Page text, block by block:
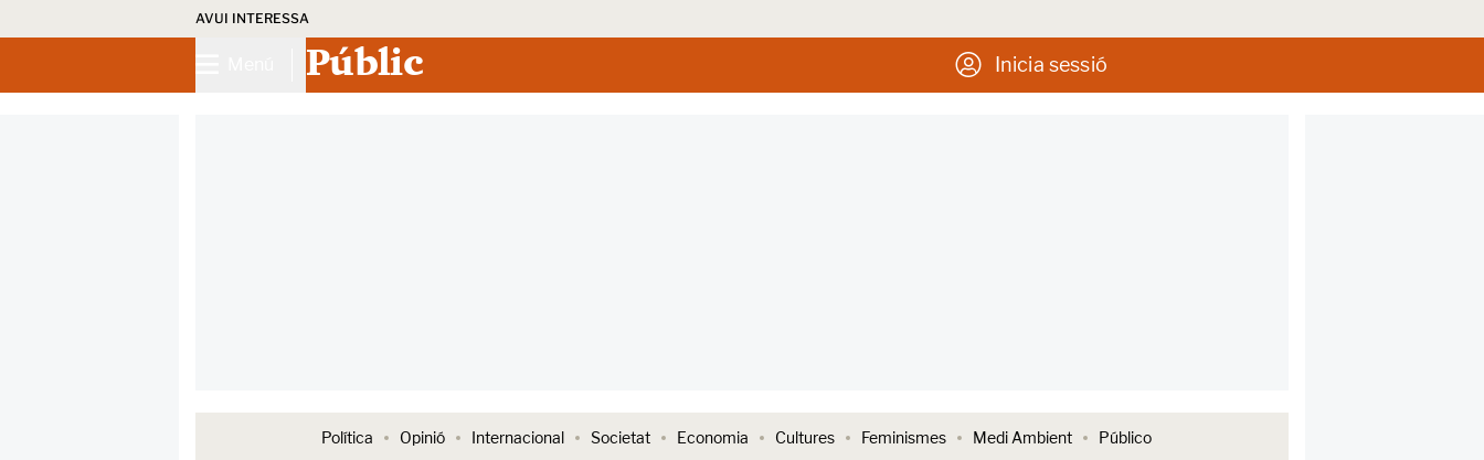
AVUI INTERESSA
Públic Inicia sessió
Política Opinió Internacional Societat Economia Cultures Feminismes Medi Ambient Público